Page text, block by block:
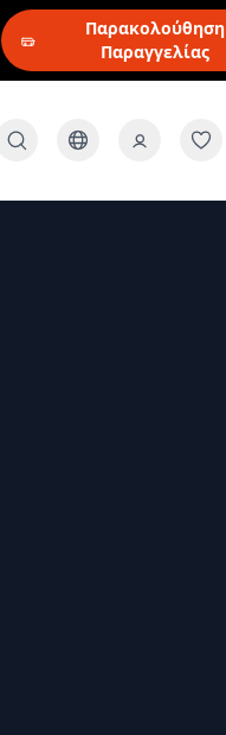
Παρακολούθηση
Παραγγελίας